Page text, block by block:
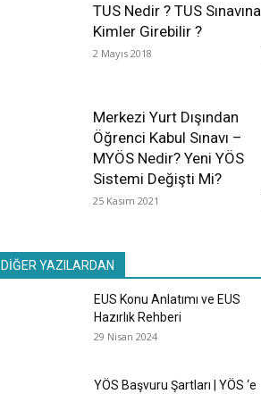
TUS Nedir ? TUS Sınavına
Kimler Girebilir ?
2 Mayıs 2018
Merkezi Yurt Dışından
Öğrenci Kabul Sınavı –
MYÖS Nedir? Yeni YÖS
Sistemi Değişti Mi?
25 Kasım 2021
DİĞER YAZILARDAN
EUS Konu Anlatımı ve EUS
Hazırlık Rehberi
29 Nisan 2024
YÖS Başvuru Şartları | YÖS ‘e